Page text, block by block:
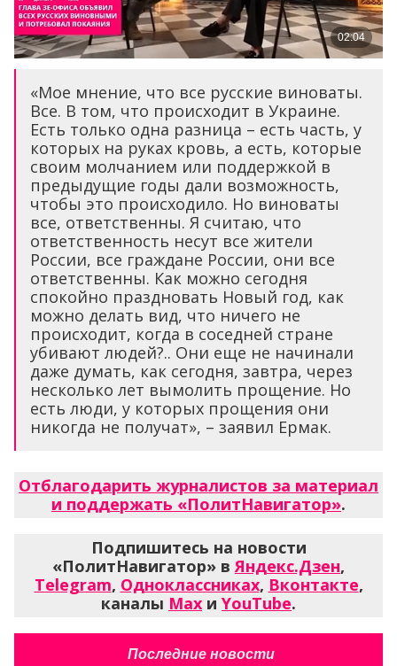
«Мое мнение, что все русские виноваты.
Все. В том, что происходит в Украине.
Есть только одна разница – есть часть, у
которых на руках кровь, а есть, которые
своим молчанием или поддержкой в
предыдущие годы дали возможность,
чтобы это происходило. Но виноваты
все, ответственны. Я считаю, что
ответственность несут все жители
России, все граждане России, они все
ответственны. Как можно сегодня
спокойно праздновать Новый год, как
можно делать вид, что ничего не
происходит, когда в соседней стране
убивают людей?.. Они еще не начинали
даже думать, как сегодня, завтра, через
несколько лет вымолить прощение. Но
есть люди, у которых прощения они
никогда не получат», – заявил Ермак.
Отблагодарить журналистов за материал
и поддержать «ПолитНавигатор».
Подпишитесь на новости
«ПолитНавигатор» вЯндекс.Дзен,
Telegram, Одноклассниках, Вконтакте,
каналы Max и YouTube.
Последние новости